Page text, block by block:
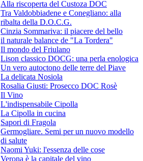
Alla riscoperta del Custoza DOC
Tra Valdobbiadene e Conegliano: alla
ribalta della D.O.C.G.
Cinzia Sommariva: il piacere del bello
il naturale balance de "La Tordera"
Il mondo del Friulano
Lison classico DOCG: una perla enologica
Un vero autoctono delle terre del Piave
La delicata Nosiola
Rosalia Giusti: Prosecco DOC Rosè
Il Vino
L'indispensabile Cipolla
La Cipolla in cucina
Sapori di Fragola
Germogliare. Semi per un nuovo modello
di salute
Naomi Yuki: l'essenza delle cose
Verona è la capitale del vino